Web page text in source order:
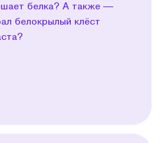
белка? А также —
белокрылый клёст